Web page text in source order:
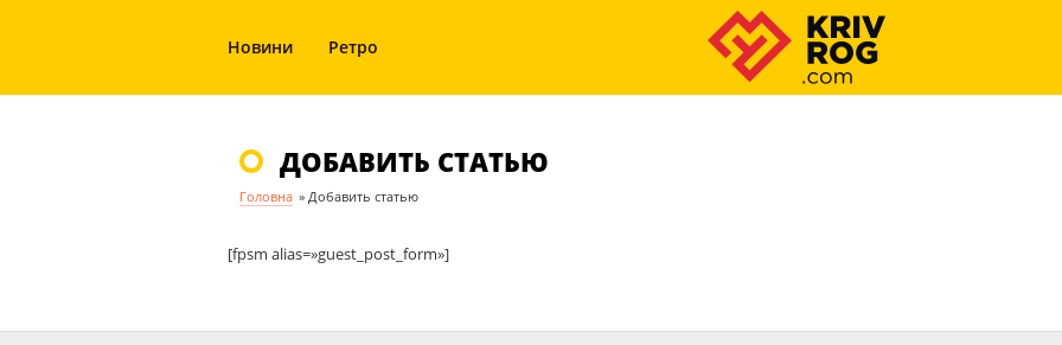
Новини Ретро
ДОБАВИТЬ СТАТЬЮ
Головна » Добавить статью
[fpsm alias=»guest_post_form»]